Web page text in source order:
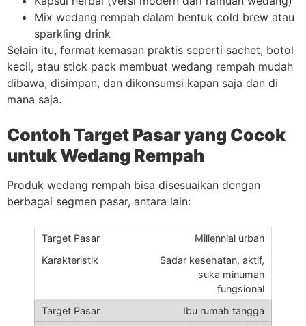
Mix wedang rempah dalam bentuk cold brew atau
sparkling drink
Selain itu, format kemasan praktis seperti sachet, botol
kecil, atau stick pack membuat wedang rempah mudah
dibawa, disimpan, dan dikonsumsi kapan saja dan di
mana saja.
Contoh Target Pasar yang Cocok
untuk Wedang Rempah
Produk wedang rempah bisa disesuaikan dengan
berbagai segmen pasar, antara lain:
Millennial urban
Sadar kesehatan, aktif,
suka minuman
fungsional
Ibu rumah tangga